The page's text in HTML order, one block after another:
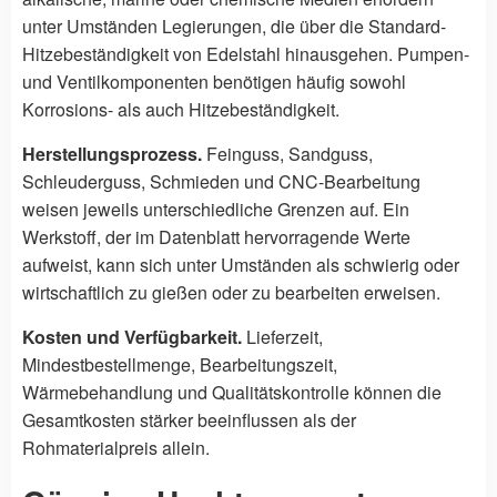
unter Umständen Legierungen, die über die Standard-
Hitzebeständigkeit von Edelstahl hinausgehen. Pumpen-
und Ventilkomponenten benötigen häufig sowohl
Korrosions- als auch Hitzebeständigkeit.
Herstellungsprozess. Feinguss, Sandguss,
Schleuderguss, Schmieden und CNC-Bearbeitung
weisen jeweils unterschiedliche Grenzen auf. Ein
Werkstoff, der im Datenblatt hervorragende Werte
aufweist, kann sich unter Umständen als schwierig oder
wirtschaftlich zu gießen oder zu bearbeiten erweisen.
Kosten und Verfügbarkeit. Lieferzeit,
Mindestbestellmenge, Bearbeitungszeit,
Wärmebehandlung und Qualitätskontrolle können die
Gesamtkosten stärker beeinflussen als der
Rohmaterialpreis allein.